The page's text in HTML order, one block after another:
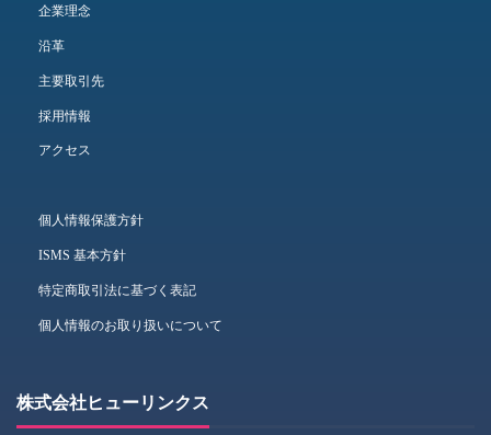
企業理念
沿革
主要取引先
採用情報
アクセス
個人情報保護方針
ISMS 基本方針
特定商取引法に基づく表記
個人情報のお取り扱いについて
株式会社ヒューリンクス